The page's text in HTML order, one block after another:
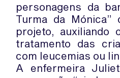
personagens da
Turma da Mónica”
projeto, auxiliando
tratamento das
com leucemias ou
A enfermeira